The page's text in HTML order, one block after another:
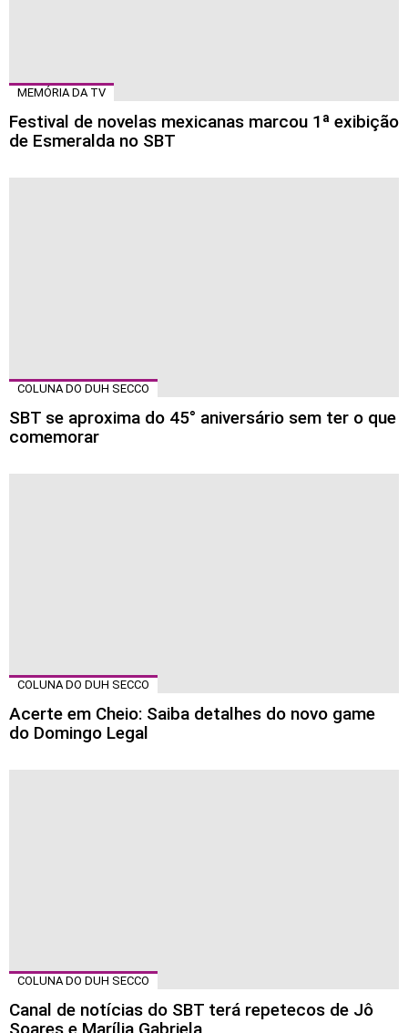
MEMÓRIA DA TV
Festival de novelas mexicanas marcou 1ª exibição
de Esmeralda no SBT
COLUNA DO DUH SECCO
SBT se aproxima do 45° aniversário sem ter o que
comemorar
COLUNA DO DUH SECCO
Acerte em Cheio: Saiba detalhes do novo game
do Domingo Legal
COLUNA DO DUH SECCO
Canal de notícias do SBT terá repetecos de Jô